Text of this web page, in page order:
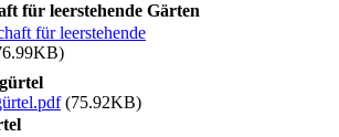
für leerstehende Gärten
für leerstehende
(75.92KB)